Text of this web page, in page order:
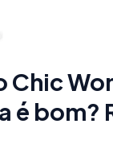
Chic
é bom?